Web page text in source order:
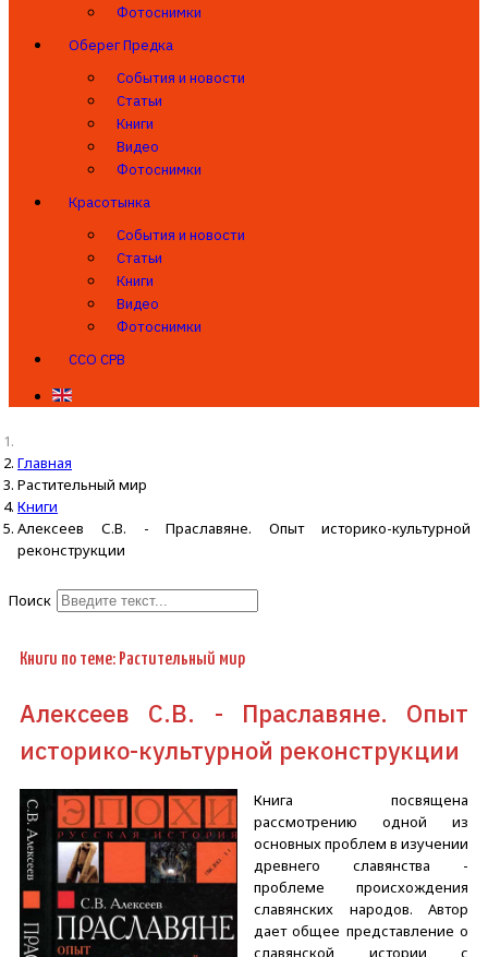
Фотоснимки
Оберег Предка
События и новости
Статьи
Книги
Видео
Фотоснимки
Красотынка
События и новости
Статьи
Книги
Видео
Фотоснимки
ССО СРВ
Главная
Растительный мир
Книги
Алексеев С.В. - Праславяне. Опыт историко-культурной
реконструкции
Поиск
results.
Книги по теме: Растительный мир
Алексеев С.В. - Праславяне. Опыт
историко-культурной реконструкции
Книга посвящена
рассмотрению одной из
основных проблем в изучении
древнего славянства -
проблеме происхождения
славянских народов. Автор
дает общее представление о